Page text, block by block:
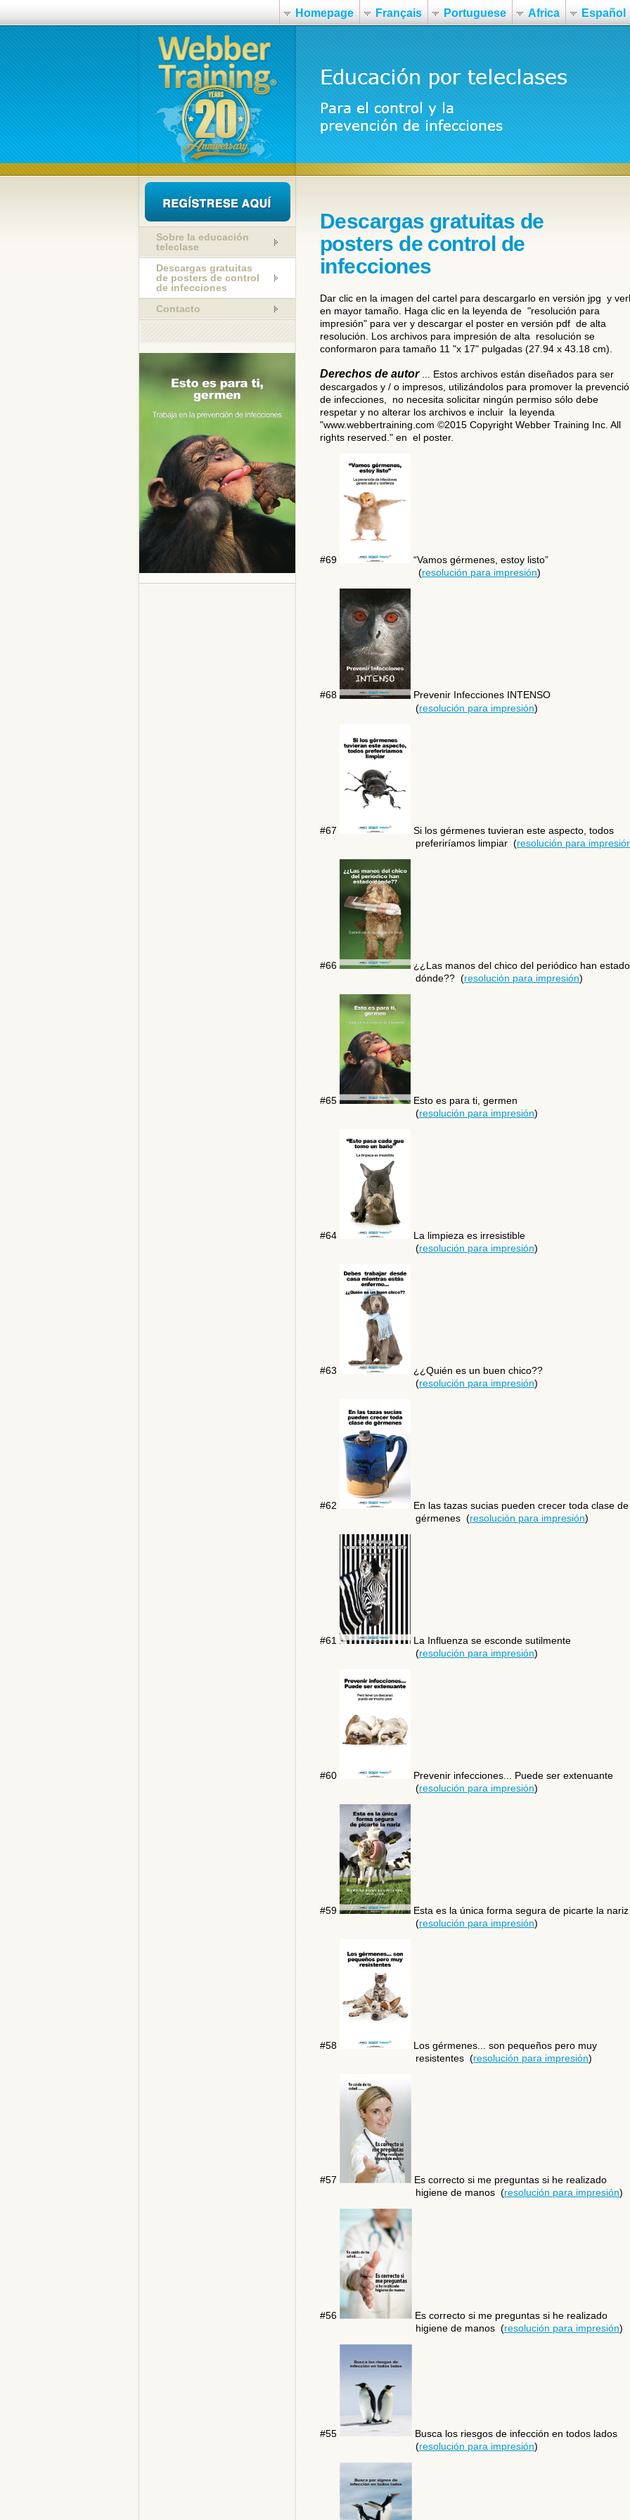
Homepage Français Portuguese Africa Español
Sobre la educación
teleclase
Descargas gratuitas
de posters de control
de infecciones
Contacto
Descargas gratuitas de
posters de control de
infecciones
Dar clic en la imagen del cartel para descargarlo en versión jpg y
en mayor tamaño. Haga clic en la leyenda de "resolución para
impresión" para ver y descargar el poster en versión pdf de alta
resolución. Los archivos para impresión de alta resolución se
conformaron para tamaño 11 "x 17" pulgadas (27.94 x 43.18 cm).
Derechos de autor... Estos archivos están diseñados para ser
descargados y / o impresos, utilizándolos para promover la
de infecciones, no necesita solicitar ningún permiso sólo debe
respetar y no alterar los archivos e incluir la leyenda
"www.webbertraining.com ©2015 Copyright Webber Training Inc. All
rights reserved." en el poster.
#69
“Vamos gérmenes, estoy listo”
(resolución para impresión)
#68
Prevenir Infecciones INTENSO
(resolución para impresión)
#67
Si los gérmenes tuvieran este aspecto, todos
preferiríamos limpiar (resolución para
#66
¿¿Las manos del chico del periódico han estado
dónde?? (resolución para impresión)
#65
Esto es para ti, germen
(resolución para impresión)
#64
La limpieza es irresistible
(resolución para impresión)
#63
¿¿Quién es un buen chico??
(resolución para impresión)
#62
En las tazas sucias pueden crecer toda clase de
gérmenes (resolución para impresión)
#61
La Influenza se esconde sutilmente
(resolución para impresión)
#60
Prevenir infecciones... Puede ser extenuante
(resolución para impresión)
#59
Esta es la única forma segura de picarte la
(resolución para impresión)
#58
Los gérmenes... son pequeños pero muy
resistentes (resolución para impresión)
#57
Es correcto si me preguntas si he realizado
higiene de manos (resolución para impresión)
#56
Es correcto si me preguntas si he realizado
higiene de manos (resolución para impresión)
#55
Busca los riesgos de infección en todos lados
(resolución para impresión)